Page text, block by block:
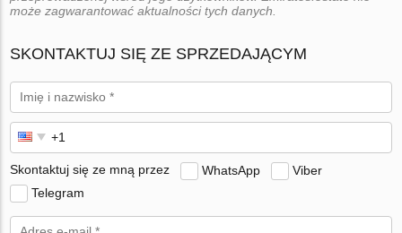
może zagwarantować aktualności tych danych.
SKONTAKTUJ SIĘ ZE SPRZEDAJĄCYM
Skontaktuj się ze mną przez WhatsApp
Viber
Telegram